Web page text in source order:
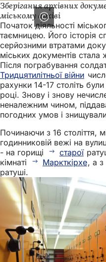
Зберігання архівних
міському архіві
Початок діяльності
таємницею. Його історія
серйозними втратами
міських документів
Після пограбування
Тридцятилітньої війни
рахунки 14-17 століть
році. Знову і знову
неналежним чином,
погодних умов і
Починаючи з 16 століття,
годинниковій вежі на
- на горищі
старої
кімнаті
Маркткірхе, а
ратуші.